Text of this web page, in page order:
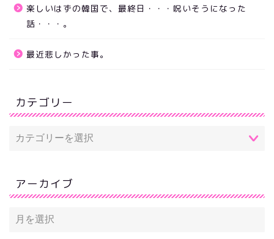
楽しいはずの韓国で、最終日・・・呪いそうになった
話・・・。
最近悲しかった事。
カテゴリー
アーカイブ